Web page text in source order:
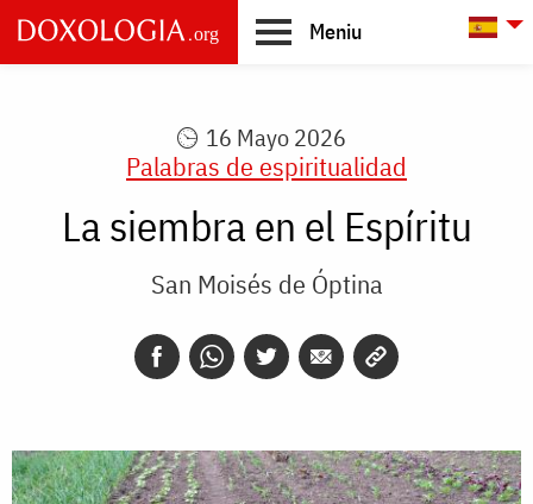
Skip to main content
Meniu
16 Mayo 2026
Palabras de espiritualidad
La siembra en el Espíritu
San Moisés de Óptina